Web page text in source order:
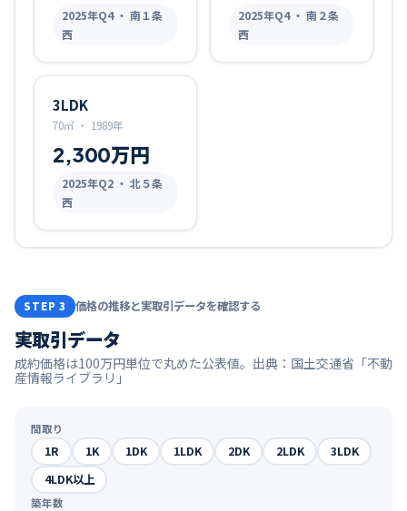
2025年Q4・ 南１条
西
2025年Q4・ 南２条
西
3LDK
70㎡ ・ 1989年
2,300万円
2025年Q2 ・ 北５条
西
STEP 3 価格の推移と実取引データを確認する
実取引データ
成約価格は100万円単位で丸めた公表値。出典：国土交通省「不動
産情報ライブラリ」
間取り
1R 1K 1DK 1LDK 2DK 2LDK
3LDK
4LDK以上
築年数